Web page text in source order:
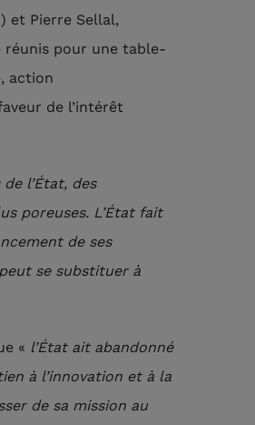
et Pierre Sellal,
réunis pour une table-
action
de l’intérêt
l’État, des
poreuses. L’État fait
de ses
se substituer à
« l’État ait abandonné
à l’innovation et à la
de sa mission au